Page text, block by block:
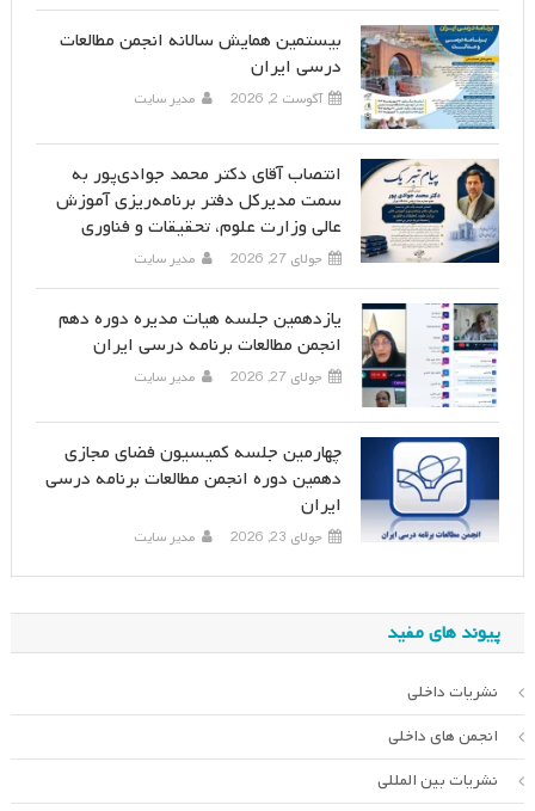
بیستمین همایش سالانه انجمن مطالعات
درسی ایران
آگوست 2, 2026 مدیر سایت
انتصاب آقای دکتر محمد جوادی‌پور به
سمت مدیرکل دفتر برنامه‌ریزی آموزش
عالی وزارت علوم، تحقیقات و فناوری
جولای 27, 2026 مدیر سایت
یازدهمین جلسه هیات مدیره دوره دهم
انجمن مطالعات برنامه درسی ایران
جولای 27, 2026 مدیر سایت
چهارمین جلسه کمیسیون فضای مجازی
دهمین دوره انجمن مطالعات برنامه درسی
ایران
جولای 23, 2026 مدیر سایت
پیوند های مفید
نشریات داخلی
انجمن های داخلی
نشریات بین المللی